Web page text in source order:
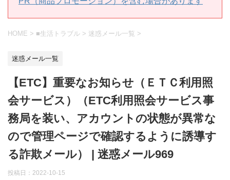
HOME > ■生活トラブル > 迷惑メール一覧 >
迷惑メール一覧
【ETC】重要なお知らせ（ＥＴＣ利用照
会サービス）（ETC利用照会サービス事
務局を装い、アカウントの状態が異常な
ので管理ページで確認するように誘導す
る詐欺メール） | 迷惑メール969
投稿日： 2022-10-15